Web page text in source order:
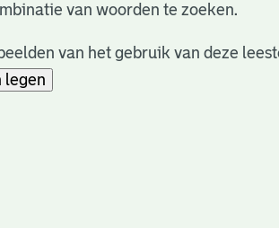
van woorden te zoeken.
van het gebruik van deze
legen